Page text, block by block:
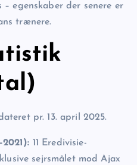
egenskaber der senere er
trænere.
pr. 13. april 2025.
11 Eredivisie-
sejrsmålet mod Ajax